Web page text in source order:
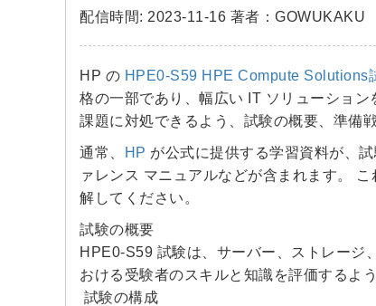
配信時間: 2023-11-16 著者：GOWUKAKU
HP の HPE0-S59 HPE Compute Solutions
格の一部であり、幅広い IT ソリューショ
課題に対処できるよう、試験の概要、準備
通常、 HP が公式に提供する学習資料が、
ァレンス マニュアルなどが含まれます。
解してください。
試験の概要
HPE0-S59 試験は、サーバー、ストレージ
おける受験者のスキルと知識を評価するよ
試験の構成